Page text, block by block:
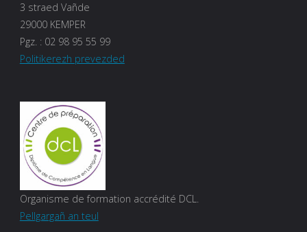
3 straed Vañde
29000 KEMPER
Pgz. :02 98 95 55 99
Politikerezh prevezded
Organisme de formation accrédité DCL.
Pellgargañ an teul